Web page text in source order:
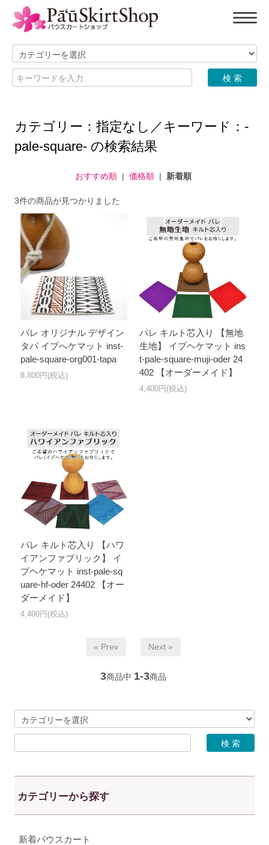
カテゴリー：指定なし／キーワード：-
pale-square- の検索結果
おすすめ順| 価格順| 新着順
3件の商品が見つかりました
パレ オリジナル デザイン
タパ イプへケマット inst-
pale-square-org001-tapa
8,800円(税込)
パレ キルト芯入り 【無地
生地】 イプヘケマット ins
t-pale-square-muji-oder 24
402 【オーダーメイド】
4,400円(税込)
パレ キルト芯入り 【ハワ
イアンファブリック】 イ
プヘケマット inst-pale-sq
uare-hf-oder 24402 【オー
ダーメイド】
4,400円(税込)
« Prev Next »
3商品中 1-3商品
カテゴリーから探す
新着パウスカート